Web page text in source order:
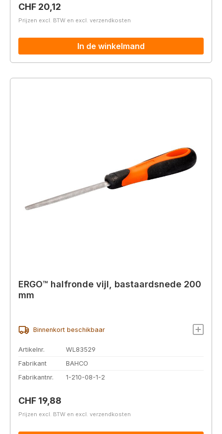
Normale prijs:
CHF 20,12
Prijzen excl. BTW en excl. verzendkosten
In de winkelmand
ERGO™ halfronde vijl, bastaardsnede 200
mm
Binnenkort beschikbaar
Artikelnr.
WL83529
Fabrikant
BAHCO
Fabrikantnr.
1-210-08-1-2
Normale prijs:
CHF 19,88
Prijzen excl. BTW en excl. verzendkosten